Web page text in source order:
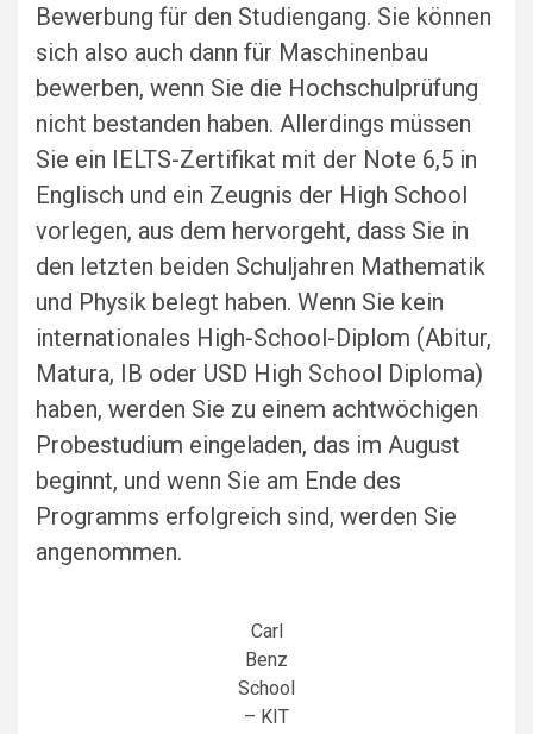
Bewerbung für den Studiengang. Sie können
sich also auch dann für Maschinenbau
bewerben, wenn Sie die Hochschulprüfung
nicht bestanden haben. Allerdings müssen
Sie ein IELTS-Zertifikat mit der Note 6,5 in
Englisch und ein Zeugnis der High School
vorlegen, aus dem hervorgeht, dass Sie in
den letzten beiden Schuljahren Mathematik
und Physik belegt haben. Wenn Sie kein
internationales High-School-Diplom (Abitur,
Matura, IB oder USD High School Diploma)
haben, werden Sie zu einem achtwöchigen
Probestudium eingeladen, das im August
beginnt, und wenn Sie am Ende des
Programms erfolgreich sind, werden Sie
angenommen.
Carl
Benz
School
– KIT